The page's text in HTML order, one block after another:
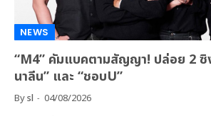
NEWS
“M4” คัมแบคตามสัญญา! ปล่อย 2 ซิ
นาลีน” และ “ชอบU”
Bysl 04/08/2026